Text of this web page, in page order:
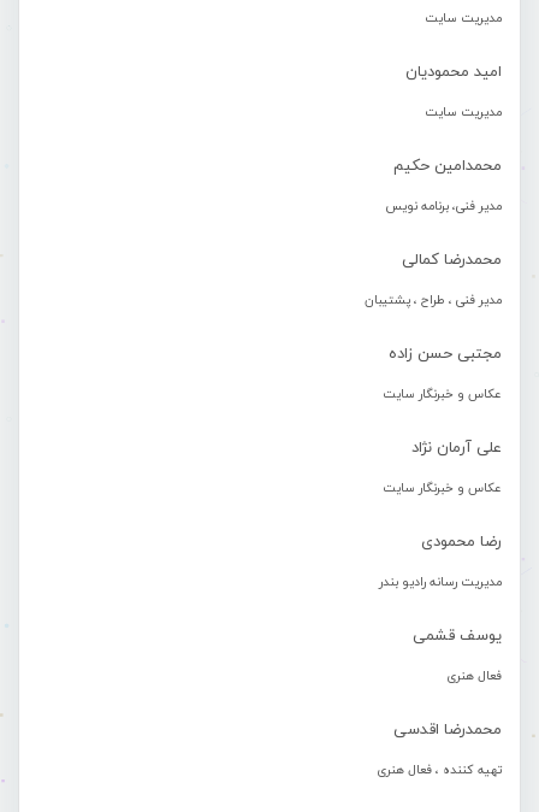
مدیریت سایت
امید محمودیان
مدیریت سایت
محمدامین حکیم
مدیر فنی، برنامه نویس
محمدرضا کمالی
مدیر فنی ، طراح ، پشتیبان
مجتبی حسن زاده
عکاس و خبرنگار سایت
علی آرمان نژاد
عکاس و خبرنگار سایت
رضا محمودی
مدیریت رسانه رادیو بندر
یوسف قشمی
فعال هنری
محمدرضا اقدسی
تهیه کننده ، فعال هنری